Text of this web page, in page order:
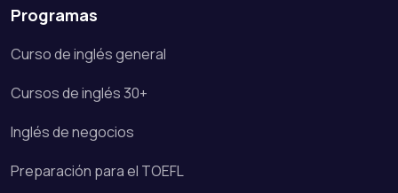
Programas
Curso de inglés general
Cursos de inglés 30+
Inglés de negocios
Preparación para el TOEFL